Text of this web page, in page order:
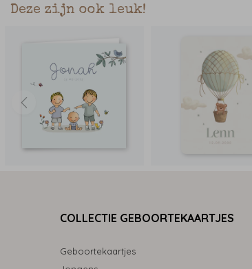
Deze zijn ook leuk!
COLLECTIE GEBOORTEKAARTJES
Geboortekaartjes